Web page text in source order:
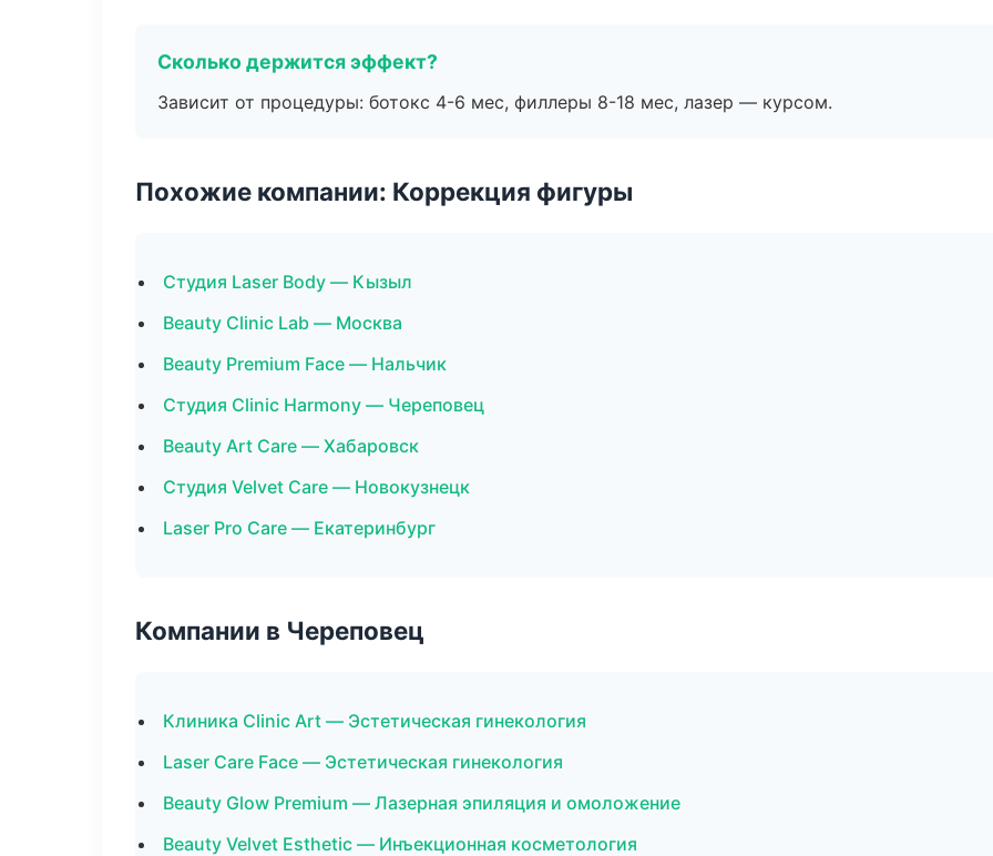
Сколько держится эффект?
Зависит от процедуры: ботокс 4-6 мес, филлеры 8-18 мес, лазер — курсом.
Похожие компании: Коррекция фигуры
Студия Laser Body — Кызыл
Beauty Clinic Lab — Москва
Beauty Premium Face — Нальчик
Студия Clinic Harmony — Череповец
Beauty Art Care — Хабаровск
Студия Velvet Care — Новокузнецк
Laser Pro Care — Екатеринбург
Компании в Череповец
Клиника Clinic Art — Эстетическая гинекология
Laser Care Face — Эстетическая гинекология
Beauty Glow Premium — Лазерная эпиляция и омоложение
Beauty Velvet Esthetic — Инъекционная косметология